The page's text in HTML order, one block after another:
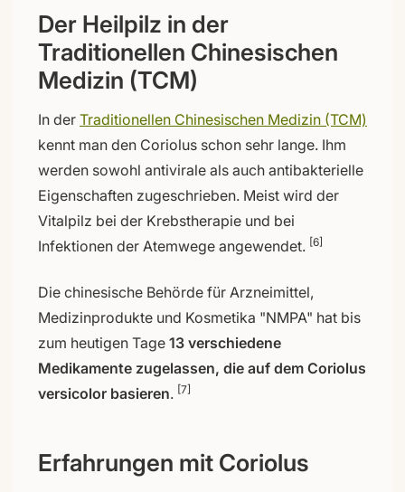
Der Heilpilz in der
Traditionellen Chinesischen
Medizin (TCM)
In der Traditionellen Chinesischen Medizin (TCM)
kennt man den Coriolus schon sehr lange. Ihm
werden sowohl antivirale als auch antibakterielle
Eigenschaften zugeschrieben. Meist wird der
Vitalpilz bei der Krebstherapie und bei
Infektionen der Atemwege angewendet. [6]
Die chinesische Behörde für Arzneimittel,
Medizinprodukte und Kosmetika "NMPA" hat bis
zum heutigen Tage 13 verschiedene
Medikamente zugelassen, die auf dem Coriolus
versicolor basieren. [7]
Erfahrungen mit Coriolus